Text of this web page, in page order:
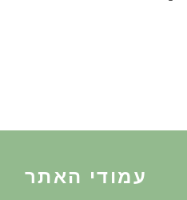
עמודי האתר